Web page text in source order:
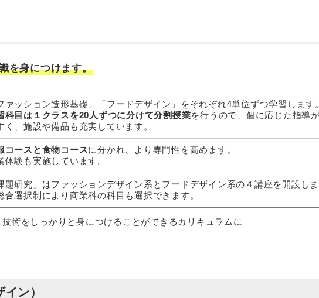
を身につけます。
ァッション造形基礎」「フードデザイン」をそれぞれ4単位ずつ学習します。
科目は１クラスを20人ずつに分けて分割授業を行うので、個に応じた指導
く、施設や備品も充実しています。
コースと食物コースに分かれ、より専門性を高めます。
体験も実施しています。
題研究」はファッションデザイン系とフードデザイン系の４講座を開設しま
合選択制により商業科の科目も選択できます。
術をしっかりと身につけることができるカリキュラムに
ン）